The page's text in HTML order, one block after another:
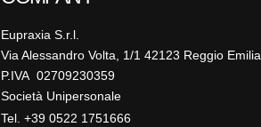
Eupraxia S.r.l.
Via Alessandro Volta, 1/1 42123 Reggio Emilia
P.IVA 02709230359
Società Unipersonale
Tel. +39 0522 1751666